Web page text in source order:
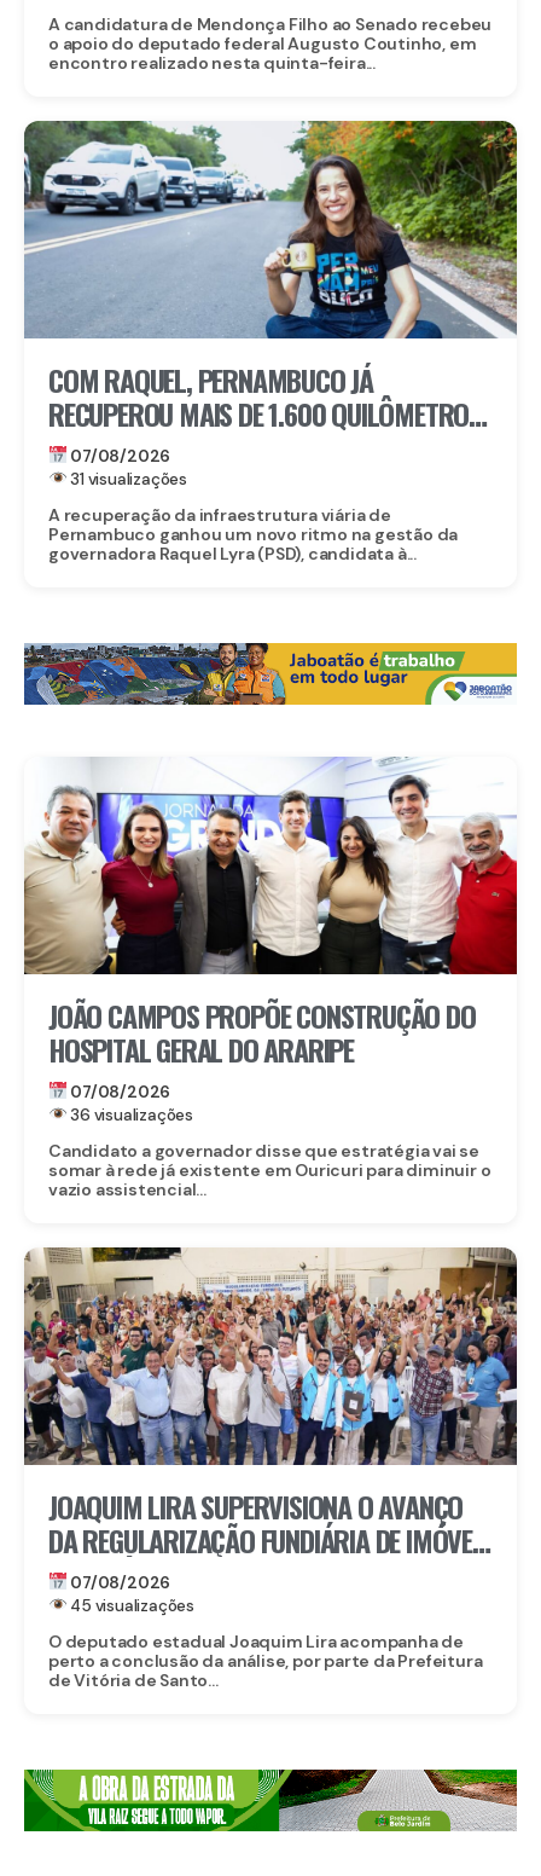
A candidatura de Mendonça Filho ao Senado recebeu
o apoio do deputado federal Augusto Coutinho, em
encontro realizado nesta quinta-feira...
COM RAQUEL, PERNAMBUCO JÁ
RECUPEROU MAIS DE 1.600 QUILÔMETROS
DE ESTRADAS
07/08/2026
31 visualizações
A recuperação da infraestrutura viária de
Pernambuco ganhou um novo ritmo na gestão da
governadora Raquel Lyra (PSD), candidata à...
JOÃO CAMPOS PROPÕE CONSTRUÇÃO DO
HOSPITAL GERAL DO ARARIPE
07/08/2026
36 visualizações
Candidato a governador disse que estratégia vai se
somar à rede já existente em Ouricuri para diminuir o
vazio assistencial...
JOAQUIM LIRA SUPERVISIONA O AVANÇO
DA REGULARIZAÇÃO FUNDIÁRIA DE IMÓVEIS
EM VITÓRIA DE SANTO ANTÃO
07/08/2026
45 visualizações
O deputado estadual Joaquim Lira acompanha de
perto a conclusão da análise, por parte da Prefeitura
de Vitória de Santo...